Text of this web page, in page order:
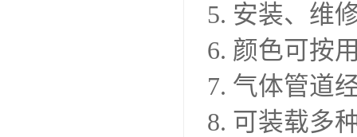
5. 安装、维
6. 颜色可按
7. 气体管道
8. 可装载多